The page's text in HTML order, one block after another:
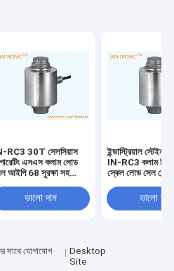
RC3 30T সেলসিয়াস
এসএস কলাম লোড
আইপি 68 সুরক্ষা সহ
ভালো দাম
ইন্ডাস্ট্রিয়াল
IN-RC3 কলাম
স্কেল লোড সেল
জন্য সুরক্ষাভালো দাম
সাথে যোগাযোগ
Desktop
Site